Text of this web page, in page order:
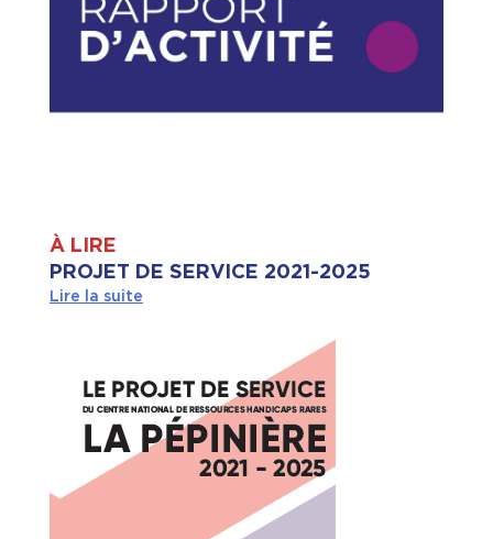
À LIRE
PROJET DE SERVICE 2021-2025
Lire la suite